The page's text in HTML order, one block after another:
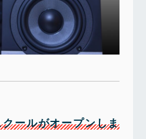
ールがオープンしま